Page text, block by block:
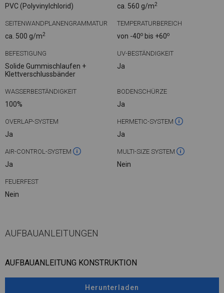
PVC (Polyvinylchlorid) ca. 560 g/m2
SEITENWANDPLANENGRAMMATUR
ca. 500 g/m2
TEMPERATURBEREICH
von -40o bis +60o
BEFESTIGUNG
Solide Gummischlaufen +
Klettverschlussbänder
UV-BESTÄNDIGKEIT
Ja
WASSERBESTÄNDIGKEIT
100%
BODENSCHÜRZE
Ja
OVERLAP-SYSTEM
Ja
HERMETIC-SYSTEM
Ja
AIR-CONTROL-SYSTEM
Ja
MULTI-SIZE SYSTEM
Nein
FEUERFEST
Nein
AUFBAUANLEITUNGEN
AUFBAUANLEITUNG KONSTRUKTION
Herunterladen